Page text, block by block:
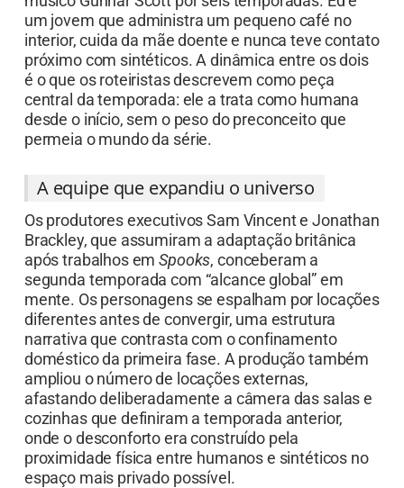
um jovem que administra um pequeno café no
interior, cuida da mãe doente e nunca teve contato
próximo com sintéticos. A dinâmica entre os dois
é o que os roteiristas descrevem como peça
central da temporada: ele a trata como humana
desde o início, sem o peso do preconceito que
permeia o mundo da série.
A equipe que expandiu o universo
Os produtores executivos Sam Vincent e Jonathan
Brackley, que assumiram a adaptação britânica
após trabalhos emSpooks, conceberam a
segunda temporada com “alcance global” em
mente. Os personagens se espalham por locações
diferentes antes de convergir, uma estrutura
narrativa que contrasta com o confinamento
doméstico da primeira fase. A produção também
ampliou o número de locações externas,
afastando deliberadamente a câmera das salas e
cozinhas que definiram a temporada anterior,
onde o desconforto era construído pela
proximidade física entre humanos e sintéticos no
espaço mais privado possível.